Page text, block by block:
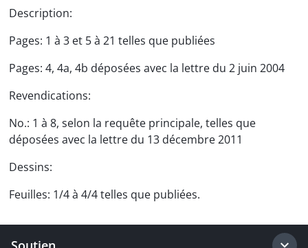
Description:
Pages: 1 à 3 et 5 à 21 telles que publiées
Pages: 4, 4a, 4b déposées avec la lettre du 2 juin 2004
Revendications:
No.: 1 à 8, selon la requête principale, telles que
déposées avec la lettre du 13 décembre 2011
Dessins:
Feuilles: 1/4 à 4/4 telles que publiées.